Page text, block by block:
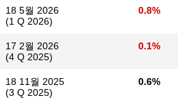
18 5월 2026
(1 Q 2026)
0.8%
17 2월 2026
(4 Q 2025)
0.1%
18 11월 2025
(3 Q 2025)
0.6%